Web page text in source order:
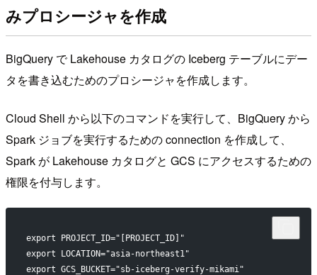
みプロシージャを作成
BigQuery で Lakehouse カタログの Iceberg テーブルにデー
タを書き込むためのプロシージャを作成します。
Cloud Shell から以下のコマンドを実行して、BigQuery から
Spark ジョブを実行するための connection を作成して、
Spark が Lakehouse カタログと GCS にアクセスするための
権限を付与します。
export PROJECT_ID="[PROJECT_ID]"
export LOCATION="asia-northeast1"
export GCS_BUCKET="sb-iceberg-verify-mikami"